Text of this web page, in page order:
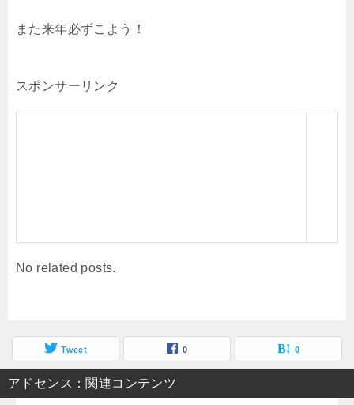
また来年必ずこよう！
スポンサーリンク
No related posts.
Tweet 0 0
アドセンス：関連コンテンツ